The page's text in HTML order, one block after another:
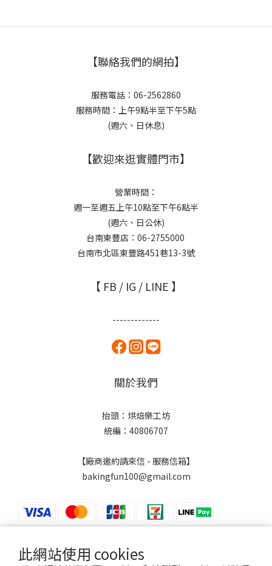
此網站使用 cookies
【聯絡我們的網拍】
服務電話：06-2562860
服務時間：上午9點半至下午5點
(週六、日休息)
【歡迎來逛實體門市】
營業時間：
週一至週五上午10點至下午6點半
(週六、日公休)
台南東豐店：06-2755000
台南市北區東豐路451巷13-3號
【 FB / IG / LINE 】
-------------
關於我們
抬頭：烘焙樂工坊
統編：40806707
【廠商邀約請來信 - 服務信箱】
bakingfun100@gmail.com
$TWD 繁體中文